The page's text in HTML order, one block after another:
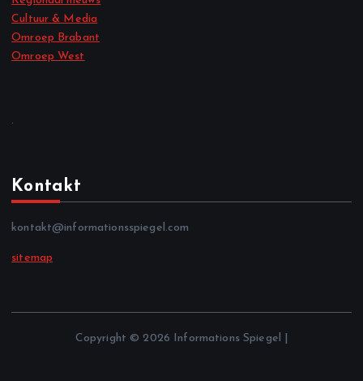
Cultuur & Media
Omroep Brabant
Omroep West
.
Kontakt
kontakt@informationsspiegel.com
sitemap
Copyright © 2026 Informations Spiegel |